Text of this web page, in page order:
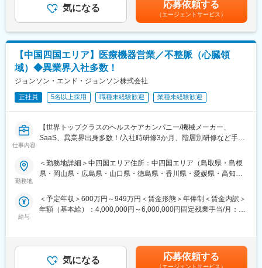
・ドクターに関する各種対応
・その他資料作成、関連業務
ご経験や得意分野を中心にお任せいたします。
■ポジションの特徴：
・他部署や担当エリアのドクター、ナース等とのやり取りが多い
為、コミュニケーション能力を活かして業務遂行いただくことが
求められます。
・各業務を完遂するための責任感を持ち、柔軟な対応や思考力を
活かして臨機応変な対応のできる方を求めています。
固定手当を含めた表記です。
気になる 応募依頼する
（エージェントサービス）
【中国四国エリア】医療機器営業／不整脈（心臓領
域）◆異業界入社多数！
ジョンソン・エンド・ジョンソン株式会社
正社員 5名以上採用 職種未経験歓迎 業種未経験歓迎
仕事内容
【世界トップクラスのヘルスケアカンパニー/機械メーカー、
SaaS、異業界出身多数！/入社時研修3か月、階層別研修など手厚
の製品多数/インセンティブ制度/入社想定日：2026年9月1日】
★ 年齢や性別、入社年数に関係なく、主体的に活躍できる環境で
す
医師や医療従事者に対して、循環器内科、不整脈領域における製
品の提案営業を行っていただきます。
勤務地
＜勤務地詳細＞中四国エリア住所：中四国エリア（鳥取県・島根
県・岡山県・広島県・山口県・徳島県・香川県・愛媛県・高知
更の範囲：会社の定める事業所
給与
＜予定年収＞600万円～949万円＜賃金形態＞年俸制＜賃金内訳＞
年額（基本給）：4,000,000円～6,000,000円固定残業手当/月：
補足＞※ご経験やスキルを考慮し決定いたします。※上記年収はイ
ンセンティブを含む金額です。賃金はあくまでも目安の金額であ
気になる 応募依頼する
（エージェントサービス）